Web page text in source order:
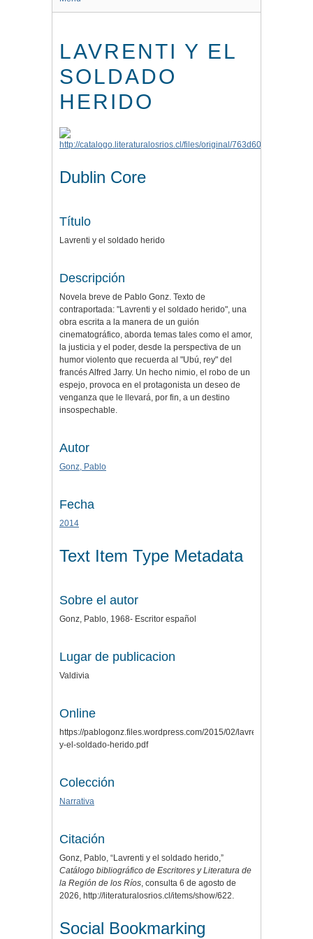
LAVRENTI Y EL
SOLDADO
HERIDO
Dublin Core
Título
Lavrenti y el soldado herido
Descripción
Novela breve de Pablo Gonz. Texto de
contraportada: "Lavrenti y el soldado herido", una
obra escrita a la manera de un guión
cinematográfico, aborda temas tales como el amor,
la justicia y el poder, desde la perspectiva de un
humor violento que recuerda al "Ubú, rey" del
francés Alfred Jarry. Un hecho nimio, el robo de un
espejo, provoca en el protagonista un deseo de
venganza que le llevará, por fin, a un destino
insospechable.
Autor
Gonz, Pablo
Fecha
2014
Text Item Type Metadata
Sobre el autor
Gonz, Pablo, 1968- Escritor español
Lugar de publicacion
Valdivia
Online
https://pablogonz.files.wordpress.com/2015/02/lavrenti-
y-el-soldado-herido.pdf
Colección
Narrativa
Citación
Gonz, Pablo, “Lavrenti y el soldado herido,”
Catálogo bibliográfico de Escritores y Literatura de
la Región de los Ríos, consulta 6 de agosto de
2026, http://literaturalosrios.cl/items/show/622.
Social Bookmarking